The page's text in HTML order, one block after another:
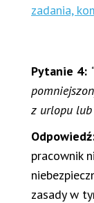
zadania,
Pytanie 4:
z urlopu lub
pracownik
zasady w